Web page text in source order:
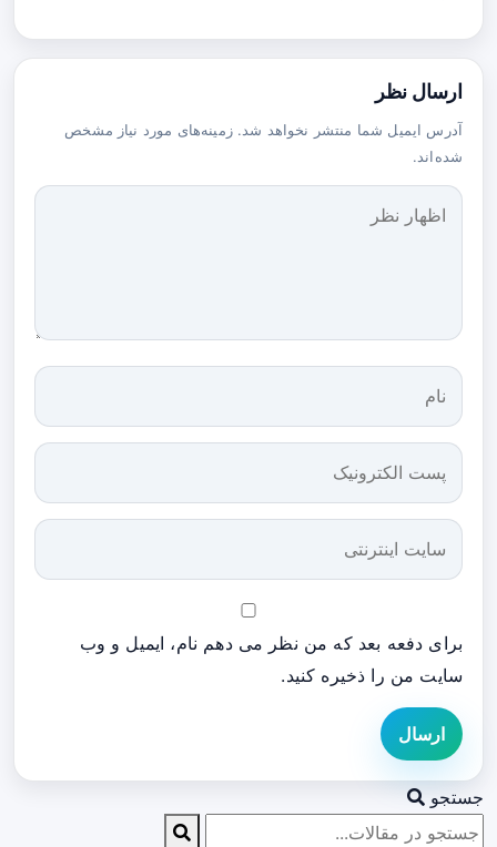
ارسال نظر
آدرس ایمیل شما منتشر نخواهد شد. زمینه‌های مورد نیاز مشخص
شده‌اند.
برای دفعه بعد که من نظر می دهم نام، ایمیل و وب
سایت من را ذخیره کنید.
ارسال
جستجو